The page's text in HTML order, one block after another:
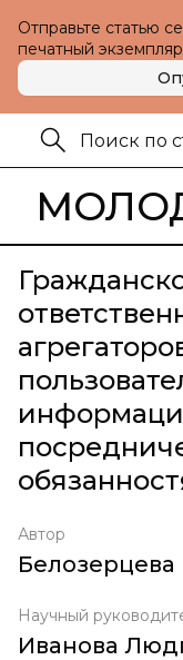
Отправьте статью
печатный
Автор
Научный
Иванова